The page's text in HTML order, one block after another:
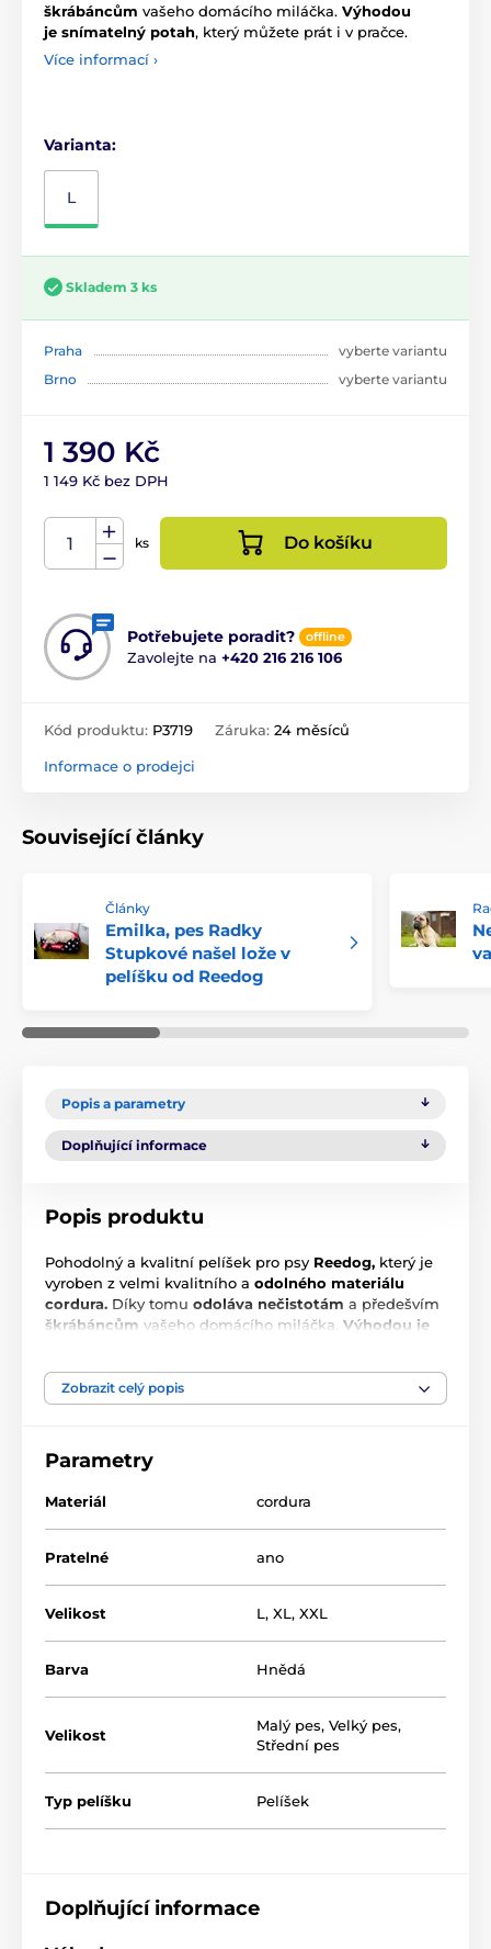
škrábáncům vašeho domácího miláčka. Výhodou
je snímatelný potah, který můžete prát i v pračce.
Více informací ›
Varianta:
L
Skladem 3 ks
Praha
vyberte variantu
Brno
vyberte variantu
1 390 Kč
1 149 Kč bez DPH
ks Do košíku
Potřebujete poradit? offline
Zavolejte na +420 216 216 106
Kód produktu: P3719 Záruka: 24 měsíců
Informace o prodejci
Související články
Články
Emilka, pes Radky
Stupkové našel lože v
pelíšku od Reedog
Popis a parametry
Doplňující informace
Popis produktu
Pohodolný a kvalitní pelíšek pro psy Reedog, který je
vyroben z velmi kvalitního a odolného materiálu
cordura. Díky tomu odoláva nečistotám a předešvím
škrábáncům vašeho domácího miláčka. Výhodou je
a váš pejsek tak bude spokojen po celou dobu
lenošení.Udělejte vašemu pejskovi pohodlía kupte
Velikost si můžete vybrat pomocí tabulky. (*Naše
pelíšky pro psy Reedog jsou ručně šité, a tak se může
stát, že velikost se bude mírně lišit, maximálně však o
výslovného upozornění. Obrázky mají pouze
Zobrazit celý popis
Parametry
Materiál cordura
Pratelné ano
Velikost L, XL, XXL
Barva Hnědá
Velikost
Malý pes, Velký pes,
Střední pes
Typ pelíšku Pelíšek
Doplňující informace